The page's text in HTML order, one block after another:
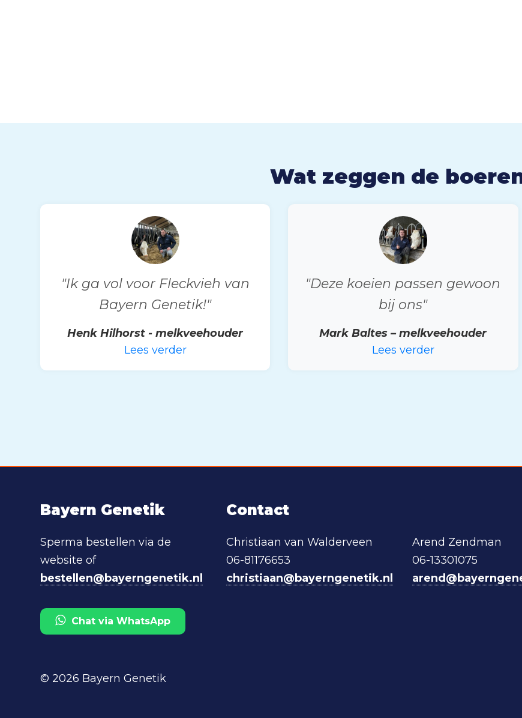
Wat zeggen de
"Ik ga vol voor Fleckvieh van
Bayern Genetik!"
Henk Hilhorst - melkveehouder
Lees verder
"Deze koeien passen gewoon
bij ons"
Mark Baltes – melkveehouder
Lees verder
Bayern Genetik
Sperma bestellen via de
website of
bestellen@bayerngenetik.nl
Chat via WhatsApp
Contact
Christiaan van Walderveen
06-81176653
christiaan@bayerngenetik.nl
Arend Zendman
06-13301075
© 2026 Bayern Genetik